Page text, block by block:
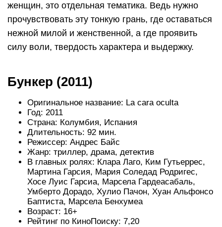
женщин, это отдельная тематика. Ведь нужно
прочувствовать эту тонкую грань, где оставаться
нежной милой и женственной, а где проявить
силу воли, твердость характера и выдержку.
Бункер (2011)
Оригинальное название: La cara oculta
Год: 2011
Страна: Колумбия, Испания
Длительность: 92 мин.
Режиссер: Андрес Байс
Жанр: триллер, драма, детектив
В главных ролях: Клара Лаго, Ким Гутьеррес,
Мартина Гарсия, Мария Соледад Родригес,
Хосе Луис Гарсиа, Марсела Гардеасабаль,
Умберто Дорадо, Хулио Пачон, Хуан Альфонсо
Баптиста, Марсела Бенхумеа
Возраст: 16+
Рейтинг по КиноПоиску: 7,20